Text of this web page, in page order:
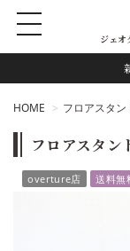
ジェ
HOME フロアスタ
フロアスタ
overture店 送料無